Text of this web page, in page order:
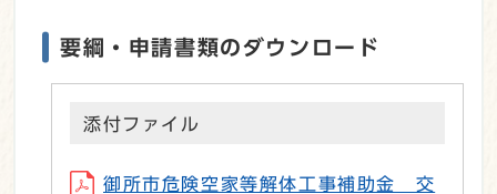
要綱・申請書類のダウンロード
添付ファイル
御所市危険空家等解体工事補助金 交